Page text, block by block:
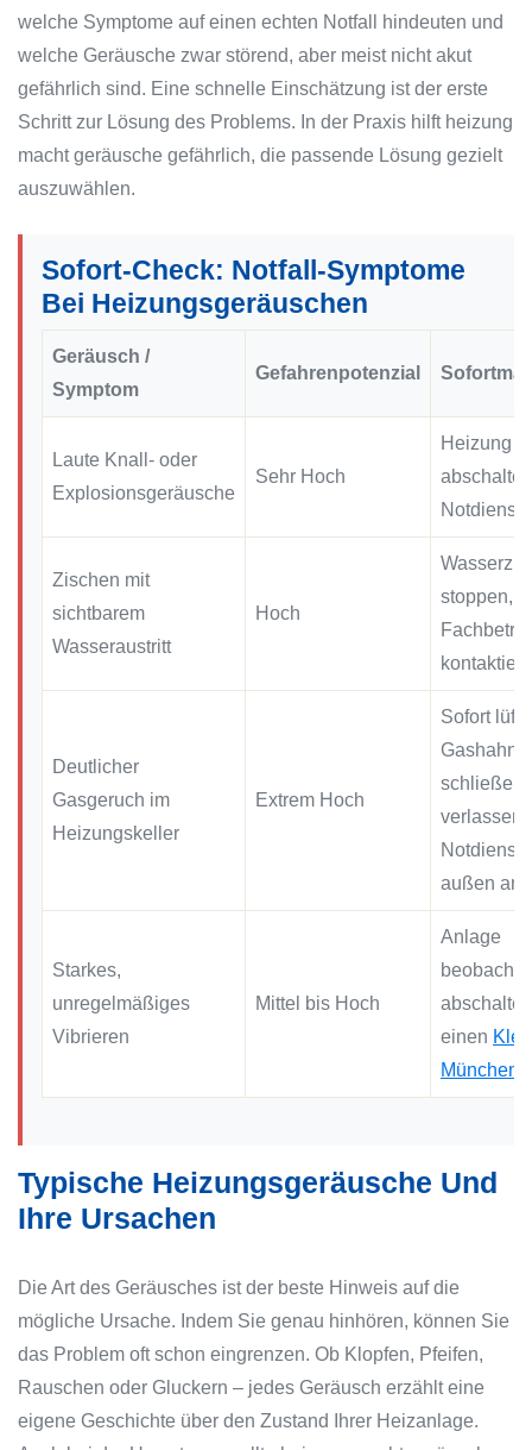
welche Symptome auf einen echten Notfall hindeuten und
welche Geräusche zwar störend, aber meist nicht akut
gefährlich sind. Eine schnelle Einschätzung ist der erste
Schritt zur Lösung des Problems. In der Praxis hilft heizung
macht geräusche gefährlich, die passende Lösung gezielt
auszuwählen.
Sofort-Check: Notfall-Symptome
Bei Heizungsgeräuschen
Geräusch /
Symptom
Gefahrenpotenzial
Laute Knall- oder
Explosionsgeräusche
Sehr Hoch
Heizung
Notdienst
Zischen mit
sichtbarem
Wasseraustritt
Hoch
stoppen,
Deutlicher
Gasgeruch im
Heizungskeller
Extrem Hoch
Sofort
Gashahn
schließen,
verlassen,
Notdienst
außen
Starkes,
unregelmäßiges
Vibrieren
Mittel bis Hoch
Anlage
einen
München
Typische Heizungsgeräusche Und
Ihre Ursachen
Die Art des Geräusches ist der beste Hinweis auf die
mögliche Ursache. Indem Sie genau hinhören, können Sie
das Problem oft schon eingrenzen. Ob Klopfen, Pfeifen,
Rauschen oder Gluckern – jedes Geräusch erzählt eine
eigene Geschichte über den Zustand Ihrer Heizanlage.